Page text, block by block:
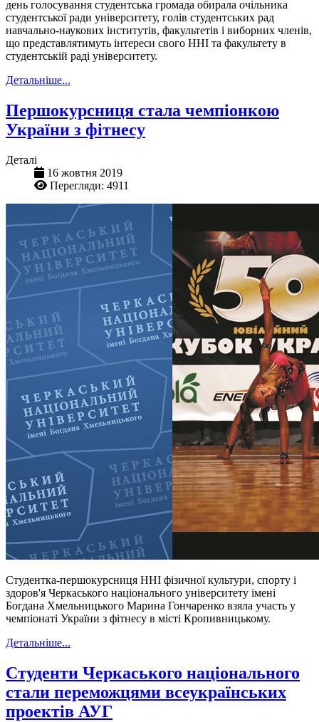
день голосування студентська громада обирала очільника
студентської ради університету, голів студентських рад
навчально-наукових інститутів, факультетів і виборних членів,
що представлятимуть інтереси свого ННІ та факультету в
студентській раді університету.
Детальніше...
Першокурсниця стала чемпіонкою
України з фітнесу
Деталі
16 жовтня 2019
Перегляди: 4911
Студентка-першокурсниця ННІ фізичної культури, спорту і
здоров'я Черкаського національного університету імені
Богдана Хмельницького Марина Гончаренко взяла участь у
чемпіонаті України з фітнесу в місті Кропивницькому.
Детальніше...
Студенти Черкаського національного
стали переможцями всеукраїнських
проектів АУГ